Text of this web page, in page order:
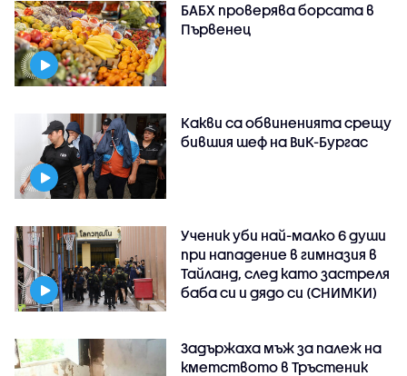
БАБХ проверява борсата в
Първенец
Какви са обвиненията срещу
бившия шеф на ВиК-Бургас
Ученик уби най-малко 6 души
при нападение в гимназия в
Тайланд, след като застреля
баба си и дядо си (СНИМКИ)
Задържаха мъж за палеж на
кметството в Тръстеник